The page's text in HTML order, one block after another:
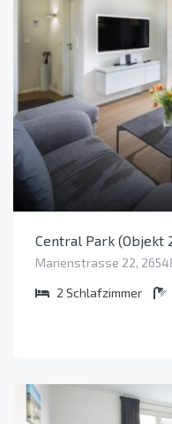
Central Park (Objekt
Marienstrasse 22,
2 Schlafzimmer